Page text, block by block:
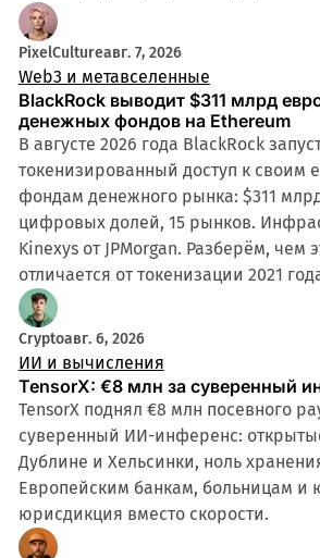
PixelCultureавг. 7, 2026
Web3 и метавселенные
BlackRock выводит $311 млрд
денежных фондов на Ethereum
В августе 2026 года BlackRock
токенизированный доступ к своим
фондам денежного рынка: $311
цифровых долей, 15 рынков.
Kinexys от JPMorgan. Разберём, чем
отличается от токенизации 2021
Cryptoавг. 6, 2026
ИИ и вычисления
TensorX: €8 млн за суверенный
TensorX поднял €8 млн посевного
суверенный ИИ-инференс:
Дублине и Хельсинки, ноль
Европейским банкам, больницам
юрисдикция вместо скорости.